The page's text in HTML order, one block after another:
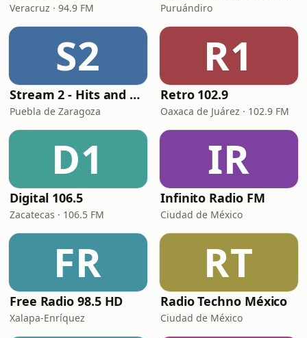
Veracruz · 94.9 FM Puruándiro
S2
Stream 2 - Hits and Mix
Puebla de Zaragoza
R1
Retro 102.9
Oaxaca de Juárez · 102.9 FM
D1
Digital 106.5
Zacatecas · 106.5 FM
IR
Infinito Radio FM
Ciudad de México
FR
Free Radio 98.5 HD
Xalapa-Enríquez
RT
Radio Techno México
Ciudad de México